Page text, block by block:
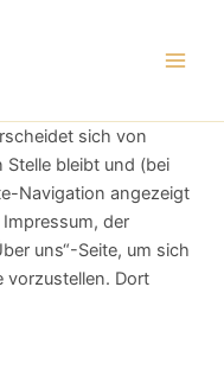
sich von
Stelle bleibt und (bei
Navigation angezeigt
der
uns“-Seite, um sich
vorzustellen. Dort